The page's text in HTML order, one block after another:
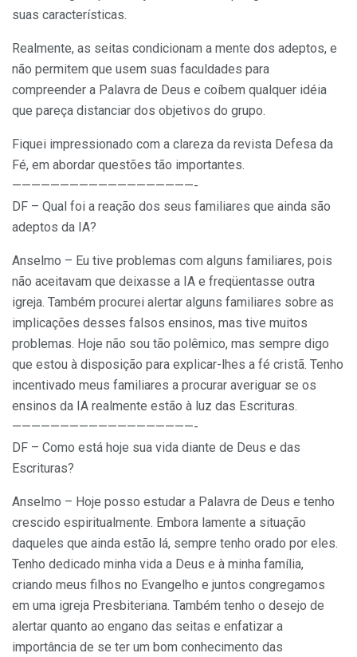
suas características.
Realmente, as seitas condicionam a mente dos adeptos, e
não permitem que usem suas faculdades para
compreender a Palavra de Deus e coíbem qualquer idéia
que pareça distanciar dos objetivos do grupo.
Fiquei impressionado com a clareza da revista Defesa da
Fé, em abordar questões tão importantes.
———————————————————-
DF – Qual foi a reação dos seus familiares que ainda são
adeptos da IA?
Anselmo – Eu tive problemas com alguns familiares, pois
não aceitavam que deixasse a IA e freqüentasse outra
igreja. Também procurei alertar alguns familiares sobre as
implicações desses falsos ensinos, mas tive muitos
problemas. Hoje não sou tão polêmico, mas sempre digo
que estou à disposição para explicar-lhes a fé cristã. Tenho
incentivado meus familiares a procurar averiguar se os
ensinos da IA realmente estão à luz das Escrituras.
———————————————————-
DF – Como está hoje sua vida diante de Deus e das
Escrituras?
Anselmo – Hoje posso estudar a Palavra de Deus e tenho
crescido espiritualmente. Embora lamente a situação
daqueles que ainda estão lá, sempre tenho orado por eles.
Tenho dedicado minha vida a Deus e à minha família,
criando meus filhos no Evangelho e juntos congregamos
em uma igreja Presbiteriana. Também tenho o desejo de
alertar quanto ao engano das seitas e enfatizar a
importância de se ter um bom conhecimento das